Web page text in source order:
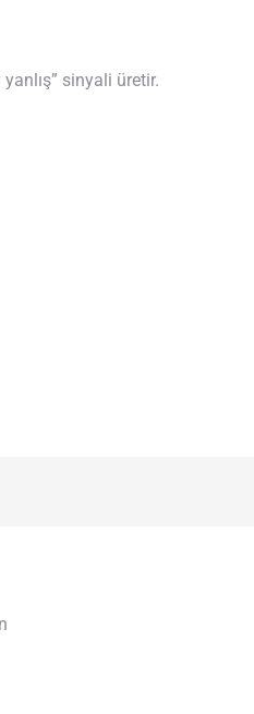
sinyali üretir.